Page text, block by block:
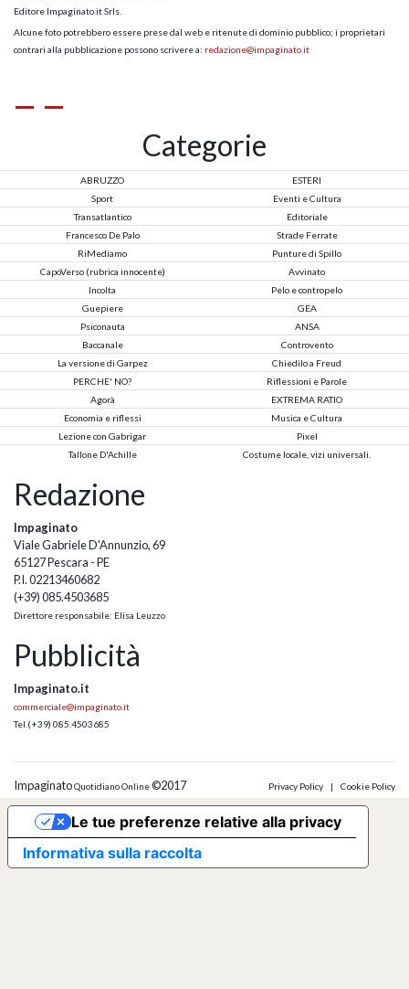
Editore Impaginato.it Srls.
Alcune foto potrebbero essere prese dal web e ritenute di dominio pubblico; i proprietari
contrari alla pubblicazione possono scrivere a: redazione@impaginato.it
Categorie
ABRUZZO
ESTERI
Sport
Eventi e Cultura
Transatlantico
Editoriale
Francesco De Palo
Strade Ferrate
RiMediamo
Punture di Spillo
CapoVerso (rubrica innocente)
Avvinato
Incolta
Pelo e contropelo
Guepiere
GEA
Psiconauta
ANSA
Baccanale
Controvento
La versione di Garpez
Chiedilo a Freud
PERCHE' NO?
Riflessioni e Parole
Agorà
EXTREMA RATIO
Economia e riflessi
Musica e Cultura
Lezione con Gabrigar
Pixel
Tallone D'Achille
Costume locale, vizi universali.
Redazione
Impaginato
Viale Gabriele D'Annunzio, 69
65127 Pescara - PE
P.I. 02213460682
(+39) 085.4503685
Direttore responsabile: Elisa Leuzzo
Pubblicità
Impaginato.it
commerciale@impaginato.it
Tel. (+39) 085.4503685
ImpaginatoQuotidiano Online©2017 Privacy Policy | Cookie Policy
Informativa sulla raccolta
Le tue preferenze relative alla privacy